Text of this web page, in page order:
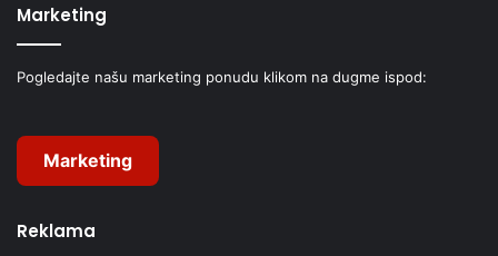
Marketing
Pogledajte našu marketing ponudu klikom na dugme ispod:
Marketing
Reklama